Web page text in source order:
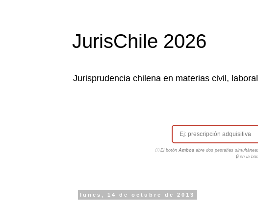
JurisChile 2026
Jurisprudencia chilena en materias civil,
ⓘ El botón Ambosabre dos pestañas
🔒 en la
lunes, 14 de octubre de 2013